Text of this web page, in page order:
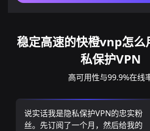
稳定高速的快橙vnp怎么
私保护VPN
高可用性与99.9%在线
说实话我是隐私保护VPN的忠实粉
丝。先订阅了一个月，然后给我的